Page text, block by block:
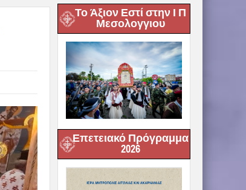
Το Άξιον Εστί στην Ι Π
Μεσολογγιου
Επετειακό Πρόγραμμα
2026